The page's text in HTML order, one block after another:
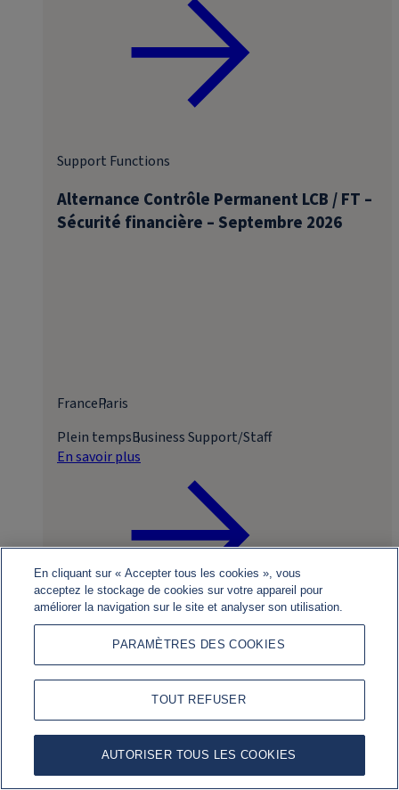
Alternance Contrôle Permanent LCB / FT –
Sécurité financière – Septembre 2026
Support Functions
FranceParis
Plein tempsBusiness Support/Staff
En savoir plus
Postuler
En cliquant sur « Accepter tous les cookies », vous
acceptez le stockage de cookies sur votre appareil pour
améliorer la navigation sur le site et analyser son utilisation.
PARAMÈTRES DES COOKIES
TOUT REFUSER
AUTORISER TOUS LES COOKIES